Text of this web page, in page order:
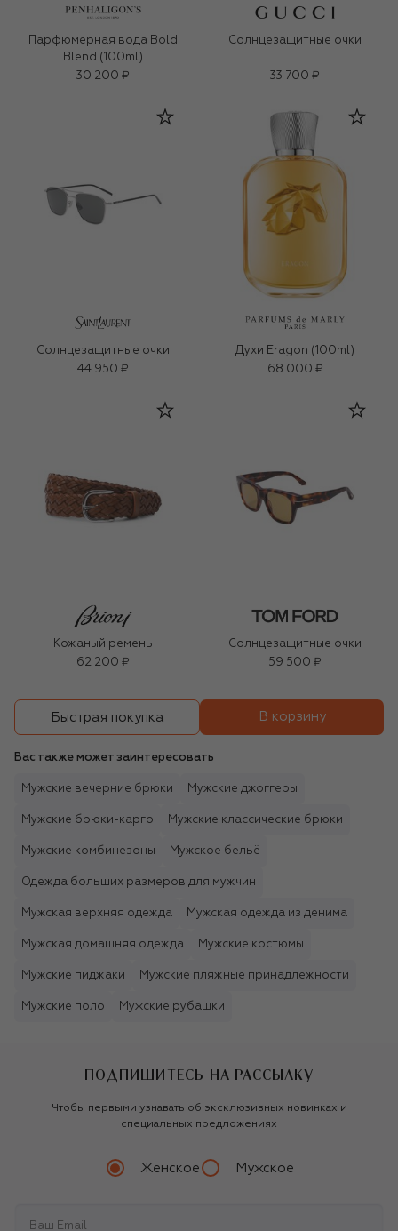
Парфюмерная вода Bold
Blend (100ml)
30 200 ₽
Солнцезащитные очки
33 700 ₽
Солнцезащитные очки
44 950 ₽
Духи Eragon (100ml)
68 000 ₽
Кожаный ремень
62 200 ₽
Солнцезащитные очки
59 500 ₽
Быстрая покупка В корзину
Вас также может заинтересовать
Мужские вечерние брюки Мужские джоггеры
Мужские брюки-карго Мужские классические брюки
Мужские комбинезоны Мужское бельё
Одежда больших размеров для мужчин
Мужская верхняя одежда Мужская одежда из денима
Мужская домашняя одежда Мужские костюмы
Мужские пиджаки Мужские пляжные принадлежности
Мужские поло Мужские рубашки
ПОДПИШИТЕСЬ НА РАССЫЛКУ
Чтобы первыми узнавать об эксклюзивных новинках и
специальных предложениях
Женское Мужское